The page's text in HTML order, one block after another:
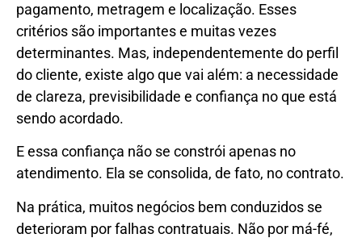
pagamento, metragem e localização. Esses
critérios são importantes e muitas vezes
determinantes. Mas, independentemente do perfil
do cliente, existe algo que vai além: a necessidade
de clareza, previsibilidade e confiança no que está
sendo acordado.
E essa confiança não se constrói apenas no
atendimento. Ela se consolida, de fato, no contrato.
Na prática, muitos negócios bem conduzidos se
deterioram por falhas contratuais. Não por má-fé,